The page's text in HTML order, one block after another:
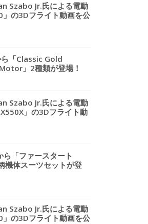
Szabo Jr.氏による電動
」の3Dフライト動画を公
ら「Classic Gold
」2種類が登場！
Szabo Jr.氏による電動
」の3Dフライト動
「ファースタート
機体スーツセットが登
Szabo Jr.氏による電動
」の3Dフライト動画を公